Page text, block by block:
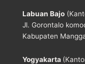
Labuan Bajo
Jl. Gorontalo
Kabupaten
Yogyakarta